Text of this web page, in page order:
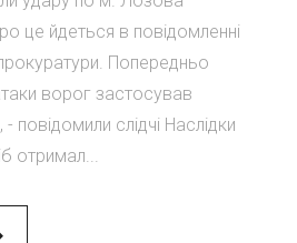
це йдеться в повідомленні
Попередньо
ворог застосував
повідомили слідчі Наслідки
отримал...